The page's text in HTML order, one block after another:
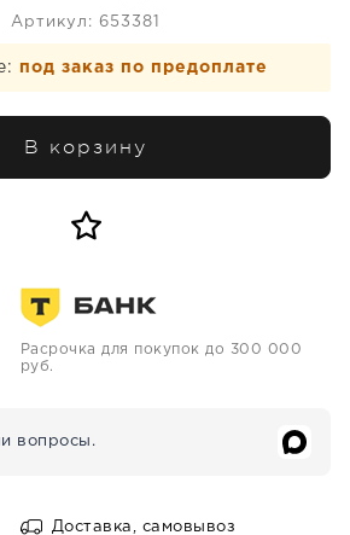
Артикул: 653381
под заказ по предоплате
В корзину
Расрочка для покупок до 300 000
руб.
вопросы.
Доставка, самовывоз